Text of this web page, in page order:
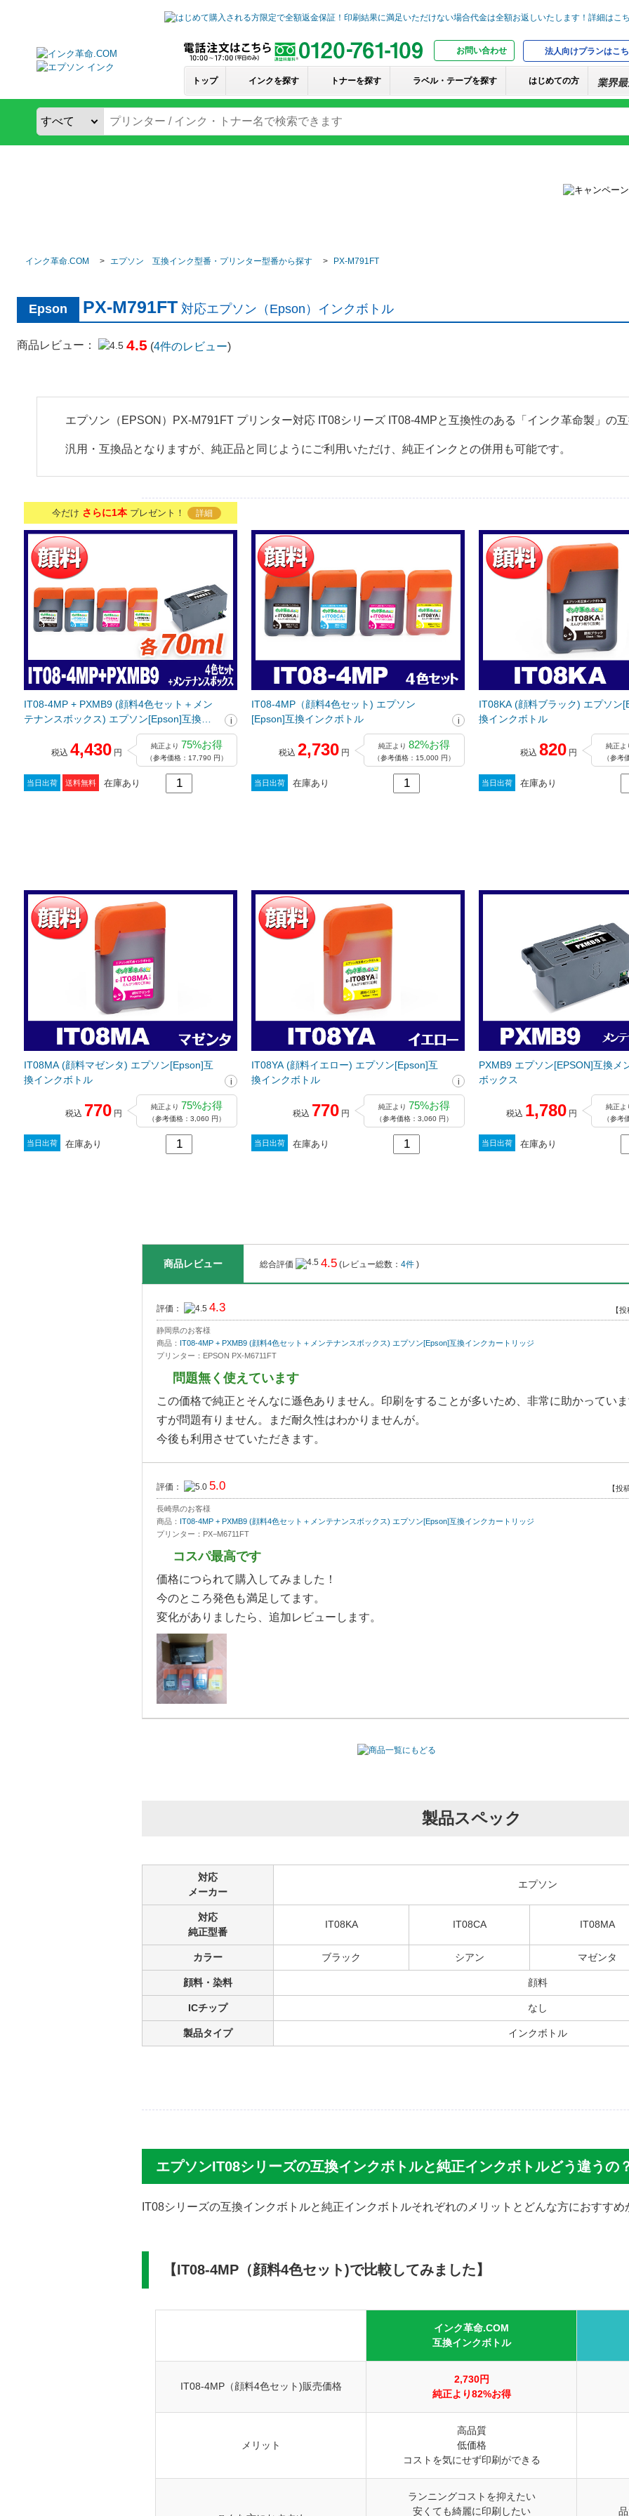
お問い合わせ 法人向けプランはこ
トップ インクを探す トナーを探す ラベル・テープを探す はじめての方
インク革命.COM エプソン 互換インク型番・プリンター型番から探す PX-M791FT
Epson PX-M791FT 対応エプソン（Epson）インクボトル
商品レビュー： 4.5 (4件のレビュー)
エプソン（EPSON）PX-M791FT プリンター対応 IT08シリーズ IT08-4MPと互換性のある「インク革命製」の互
汎用・互換品となりますが、純正品と同じようにご利用いただけ、純正インクとの併用も可能です。
今だけ さらに1本プレゼント！ 詳細
IT08-4MP + PXMB9 (顔料4色セット＋メン
テナンスボックス) エプソン[Epson]互換イ
税込 4,430 円
純正より 75%お得
（参考価格：17,790 円）
当日出荷 送料無料 在庫あり
IT08-4MP（顔料4色セット) エプソン
[Epson]互換インクボトル
税込 2,730 円
純正より 82%お得
（参考価格：15,000 円）
当日出荷 在庫あり
IT08KA (顔料ブラック) エプソン
換インクボトル
税込 820 円
純正よ
（参考
当日出荷 在庫あり
IT08MA (顔料マゼンタ) エプソン[Epson]互
換インクボトル
税込 770 円
純正より 75%お得
（参考価格：3,060 円）
当日出荷 在庫あり
IT08YA (顔料イエロー) エプソン[Epson]互
換インクボトル
税込 770 円
純正より 75%お得
（参考価格：3,060 円）
当日出荷 在庫あり
PXMB9 エプソン[EPSON]互換メ
ボックス
税込 1,780 円
純正よ
（参考
当日出荷 在庫あり
商品レビュー 総合評価 4.5 (レビュー総数： 4件 )
評価： 4.3 【
静岡県のお客様
商品： IT08-4MP + PXMB9 (顔料4色セット＋メンテナンスボックス) エプソン[Epson]互換インクカートリッジ
プリンター：EPSON PX-M6711FT
問題無く使えています
この価格で純正とそんなに遜色ありません。印刷をすることが多いため、非常に助かってい
すが問題有りません。まだ耐久性はわかりませんが。
今後も利用させていただきます。
評価： 5.0 【投
長崎県のお客様
商品： IT08-4MP + PXMB9 (顔料4色セット＋メンテナンスボックス) エプソン[Epson]互換インクカートリッジ
プリンター：PX−M6711FT
コスパ最高です
価格につられて購入してみました！
今のところ発色も満足してます。
変化がありましたら、追加レビューします。
静岡県のお客様
IT08-4MP + PXMB9 (顔料4色セット＋メンテナンスボックス) エプソン[Epson]互換インクカートリッジ
プリンター：EPSON PX-M6711FT
問題無く使えています
プリンタ購入５ヶ月後にインクを購入し使用しています。
問題無く使えていますが、若干色が薄いように感じます。耐久性はまだわかりません。印刷
りを起こしたことは今のところありません。
ただ、Ｐ ...[続きを読む]
製品スペック
対応
メーカー
エプソン
対応
純正型番
IT08KA IT08CA IT08MA
カラー ブラック シアン マゼンタ
顔料・染料 顔料
ICチップ なし
製品タイプ インクボトル
エプソンIT08シリーズの互換インクボトルと純正インクボトルどう違うの
IT08シリーズの互換インクボトルと純正インクボトルそれぞれのメリットとどんな方におすすめ
【IT08-4MP（顔料4色セット)で比較してみました】
インク革命.COM
互換インクボトル
IT08-4MP（顔料4色セット)販売価格
2,730円
純正より82%お得
メリット
高品質
低価格
コストを気にせず印刷ができる
ランニングコストを抑えたい
安くても綺麗に印刷したい